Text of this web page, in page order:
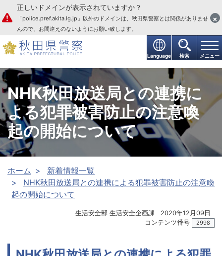
本文へ
Language 検索 メニュー
正しいドメインが表示されていますか？
「police.pref.akita.lg.jp」以外のドメインは、秋田県警察とは関係がありませ
んので、お間違えのないようにお願い致します。
×
NHK秋田放送局との連携に
よる犯罪被害防止の注意喚
起の開始について
ホーム
新着情報一覧
NHK秋田放送局との連携による犯罪被害防止の注意喚
起の開始について
生活安全部 生活安全企画課
2020年12月09日
コンテンツ番号
2998